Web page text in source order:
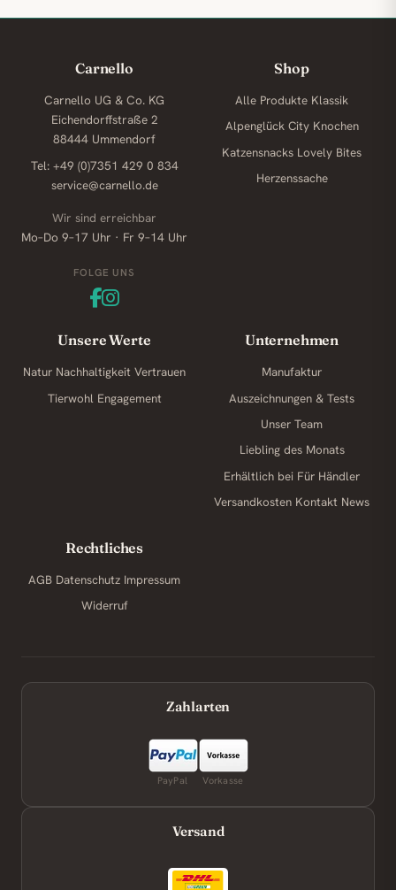
Carnello
Carnello UG & Co. KG
Eichendorffstraße 2
88444 Ummendorf
Tel: +49 (0)7351 429 0 834
service@carnello.de
Wir sind erreichbar
Mo–Do 9–17 Uhr · Fr 9–14 Uhr
FOLGE UNS
Shop
Alle Produkte Klassik
Alpenglück City Knochen
Katzensnacks Lovely Bites
Herzenssache
Unsere Werte
Natur Nachhaltigkeit Vertrauen
Tierwohl Engagement
Unternehmen
Manufaktur
Auszeichnungen & Tests
Unser Team
Liebling des Monats
Erhältlich bei Für Händler
Versandkosten Kontakt News
Rechtliches
AGB Datenschutz Impressum
Widerruf
Zahlarten
PayPal Vorkasse
Versand